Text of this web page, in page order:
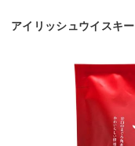
アイリッシュウイスキー